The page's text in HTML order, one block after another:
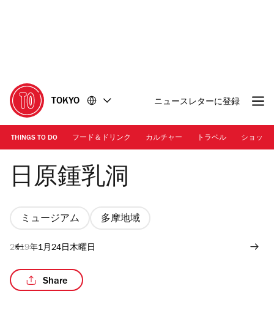
に
移
動
移
動
TOKYO ニュースレターに登録
THINGS TO DO フード＆ドリンク カルチャー トラベル ショッピ
Photo: Keisuke Tanigwa | 日原鍾乳洞
日原鍾乳洞
ミュージアム 多摩地域
2019年1月24日木曜日
Share